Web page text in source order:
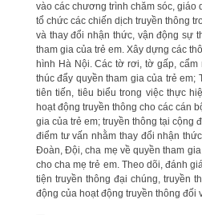
vào các chương trình chăm sóc, giáo
tổ chức các chiến dịch truyền thông
và thay đổi nhận thức, vận động sự
tham gia của trẻ em. Xây dựng các
hình Hà Nội. Các tờ rơi, tờ gấp,
thúc đẩy quyền tham gia của trẻ
tiên tiến, tiêu biểu trong việc thực
hoạt động truyền thông cho các cán
gia của trẻ em; truyền thông tại cộng
điểm tư vấn nhằm thay đổi nhận
Đoàn, Đội, cha mẹ về quyền tham
cho cha mẹ trẻ em. Theo dõi, đánh
tiện truyền thông đại chúng, truyền
động của hoạt động truyền thông đối